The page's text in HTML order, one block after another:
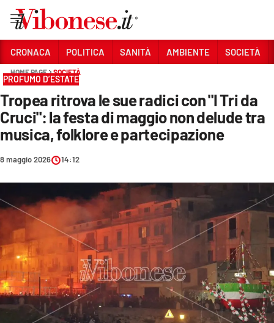
Sezioni
CRONACA
POLITICA
SOCIETÀ
CULTURA
ECONOMIA E LAVORO
EVENTI
SPORT
CRONACA POLITICA SANITÀ AMBIENTE SOCIETÀ
HOME PAGE SOCIETÀ
PROFUMO D’ESTATE
Tropea ritrova le sue radici con "I Tri da
Cruci": la festa di maggio non delude tra
musica, folklore e partecipazione
8 maggio 2026 14:12